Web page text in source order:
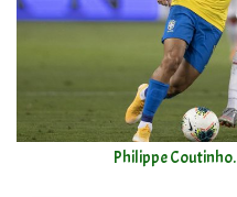
Philippe